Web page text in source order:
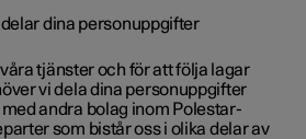
delar dina personuppgifter
tjänster och för att följa lagar
vi dela dina personuppgifter
andra bolag inom Polestar-
som bistår oss i olika delar av